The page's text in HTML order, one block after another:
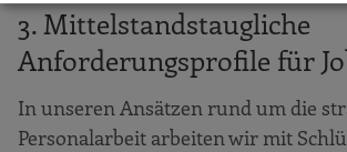
3. Mittelstandstaugliche
Anforderungsprofile für
In unseren Ansätzen rund um die
Personalarbeit arbeiten wir mit